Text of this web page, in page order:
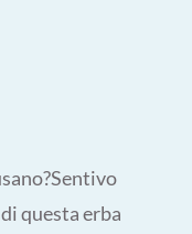
questa erba